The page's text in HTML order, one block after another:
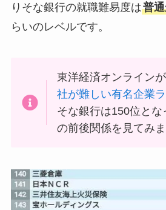
りそな銀行の就職難易度は普
らいのレベルです。
東洋経済オンライン
社が難しい有名企業
そな銀行は150位と
の前後関係を見てみま